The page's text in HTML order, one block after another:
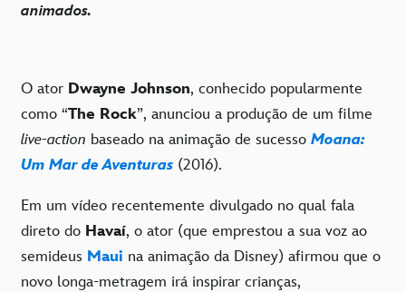
animados.
O ator Dwayne Johnson, conhecido popularmente
como “The Rock”, anunciou a produção de um filme
live-action baseado na animação de sucesso Moana:
Um Mar de Aventuras (2016).
Em um vídeo recentemente divulgado no qual fala
direto do Havaí, o ator (que emprestou a sua voz ao
semideus Maui na animação da Disney) afirmou que o
novo longa-metragem irá inspirar crianças,